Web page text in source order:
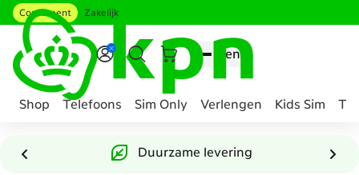
Ga naar hoofdinhoud
Consument Zakelijk
Menu
Shop Telefoons Sim Only Verlengen Kids Sim
naar
Duurzame levering